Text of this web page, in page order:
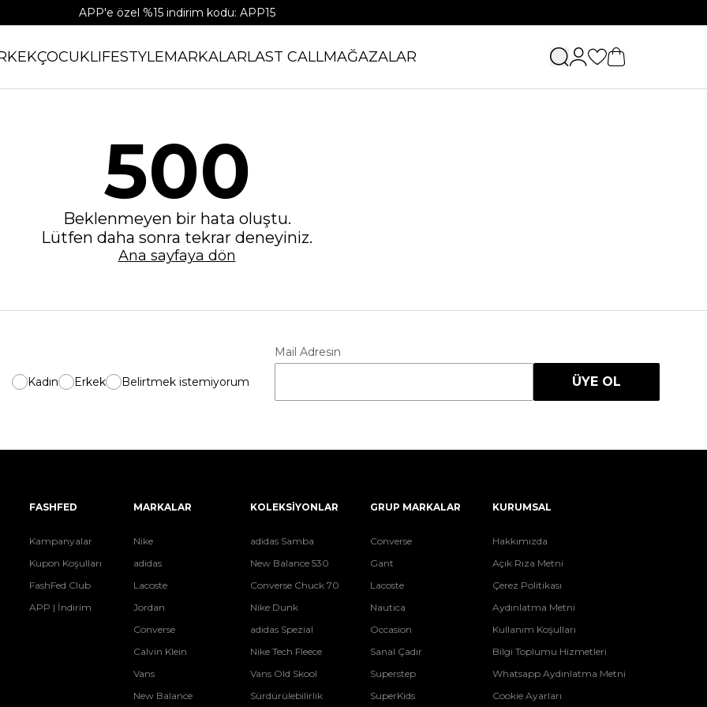
APP'e özel %15 indirim kodu: APP15
ÇOCUKLIFESTYLEMARKALARLAST CALLMAĞAZALAR
500
Beklenmeyen bir hata oluştu.
Lütfen daha sonra tekrar deneyiniz.
Ana sayfaya dön
Kadın Erkek Belirtmek istemiyorum
Mail Adresin
ÜYE OL
FASHFED
Kampanyalar
Kupon Koşulları
FashFed Club
APP | İndirim
MARKALAR
Nike
adidas
Lacoste
Jordan
Converse
Calvin Klein
Vans
New Balance
KOLEKSİYONLAR
adidas Samba
New Balance 530
Converse Chuck 70
Nike Dunk
adidas Spezial
Nike Tech Fleece
Vans Old Skool
Sürdürülebilirlik
GRUP MARKALAR
Converse
Gant
Lacoste
Nautica
Occasion
Sanal Çadır
Superstep
SuperKids
KURUMSAL
Hakkımızda
Açık Rıza Metni
Çerez Politikası
Aydınlatma Metni
Kullanım Koşulları
Bilgi Toplumu Hizmetleri
Whatsapp Aydınlatma Metni
Cookie Ayarları